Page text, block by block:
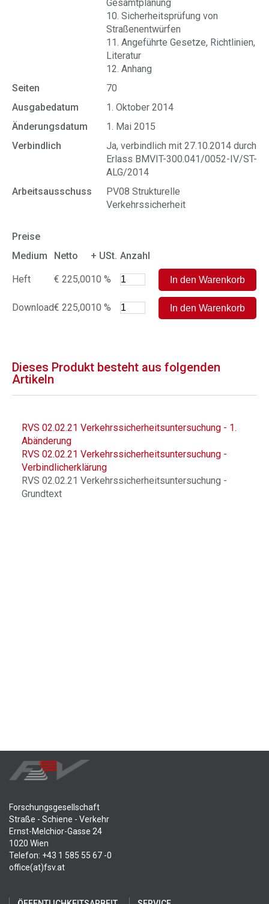
Gesamtplanung
10. Sicherheitsprüfung von
Straßenentwürfen
11. Angeführte Gesetze, Richtlinien,
Literatur
12. Anhang
Seiten
70
Ausgabedatum
1. Oktober 2014
Änderungsdatum
1. Mai 2015
Verbindlich
Ja, verbindlich mit 27.10.2014 durch
Erlass BMVIT-300.041/0052-IV/ST-
ALG/2014
Arbeitsausschuss
PV08 Strukturelle
Verkehrssicherheit
Preise
Medium
Netto + USt. Anzahl
Heft € 225,0010 %
Download€ 225,0010 %
Dieses Produkt besteht aus folgenden
Artikeln
RVS 02.02.21 Verkehrssicherheitsuntersuchung - 1.
Abänderung
RVS 02.02.21 Verkehrssicherheitsuntersuchung -
Verbindlicherklärung
RVS 02.02.21 Verkehrssicherheitsuntersuchung -
Grundtext
Forschungsgesellschaft
Straße - Schiene - Verkehr
Ernst-Melchior-Gasse 24
1020 Wien
Telefon: +43 1 585 55 67 -0
office(at)fsv.at